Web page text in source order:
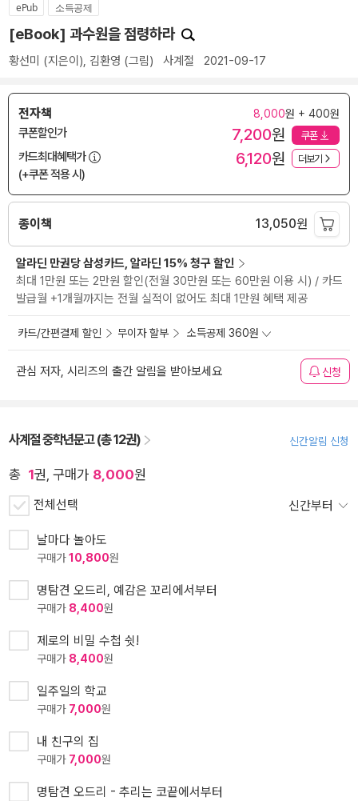
ePub 소득공제
[eBook] 과수원을 점령하라
황선미 (지은이), 김환영 (그림) 사계절 2021-09-17
전자책 8,000원 + 400원
쿠폰할인가 7,200원 쿠폰
카드최대혜택가
(+쿠폰 적용 시)
6,120원 더보기
종이책 13,050원
알라딘 만권당 삼성카드, 알라딘 15% 청구 할인
최대 1만원 또는 2만원 할인(전월 30만원 또는 60만원 이용 시) / 카드
발급월 +1개월까지는 전월 실적이 없어도 최대 1만원 혜택 제공
카드/간편결제 할인 무이자 할부 소득공제 360원
관심 저자, 시리즈의 출간 알림을 받아보세요 신청
사계절 중학년문고 (총 12권) 신간알림 신청
총 1권, 구매가 8,000원
전체선택 신간부터
날마다 놀아도
구매가10,800원
명탐견 오드리, 예감은 꼬리에서부터
구매가 8,400원
제로의 비밀 수첩 쉿!
구매가 8,400원
일주일의 학교
구매가 7,000원
내 친구의 집
구매가 7,000원
명탐견 오드리 - 추리는 코끝에서부터